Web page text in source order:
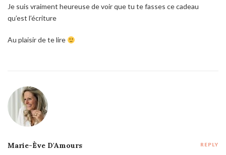
Je suis vraiment heureuse de voir que tu te fasses ce cadeau
qu’est l’écriture
Au plaisir de te lire
Marie-Ève D'Amours REPLY